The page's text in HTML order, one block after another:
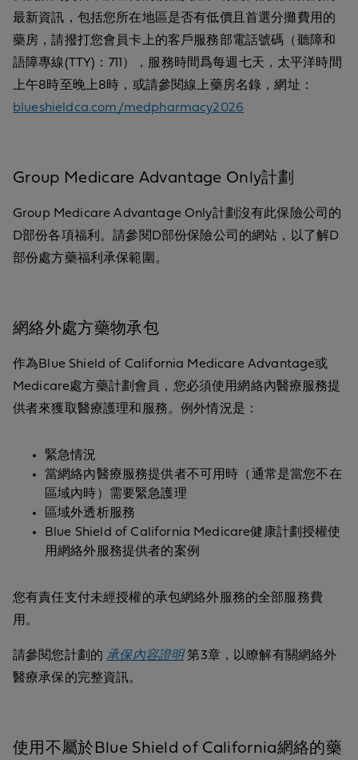
最新資訊，包括您所在地區是否有低價且首選分攤費用的
藥房，請撥打您會員卡上的客戶服務部電話號碼（聽障和
語障專線(TTY)：711），服務時間爲每週七天，太平洋時間
上午8時至晚上8時，或請參閱線上藥房名錄，網址：
blueshieldca.com/medpharmacy2026
Group Medicare Advantage Only計劃
Group Medicare Advantage Only計劃沒有此保險公司的
D部份各項福利。請參閱D部份保險公司的網站，以了解D
部份處方藥福利承保範圍。
網絡外處方藥物承包
作為Blue Shield of California Medicare Advantage或
Medicare處方藥計劃會員，您必須使用網絡內醫療服務提
供者來獲取醫療護理和服務。例外情況是：
緊急情況
當網絡內醫療服務提供者不可用時（通常是當您不在
區域內時）需要緊急護理
區域外透析服務
Blue Shield of California Medicare健康計劃授權使
用網絡外服務提供者的案例
您有責任支付未經授權的承包網絡外服務的全部服務費
用。
請參閱您計劃的 承保內容證明第3章，以瞭解有關網絡外
醫療承保的完整資訊。
使用不屬於Blue Shield of California網絡的藥